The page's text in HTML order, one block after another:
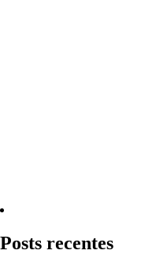
Posts recentes